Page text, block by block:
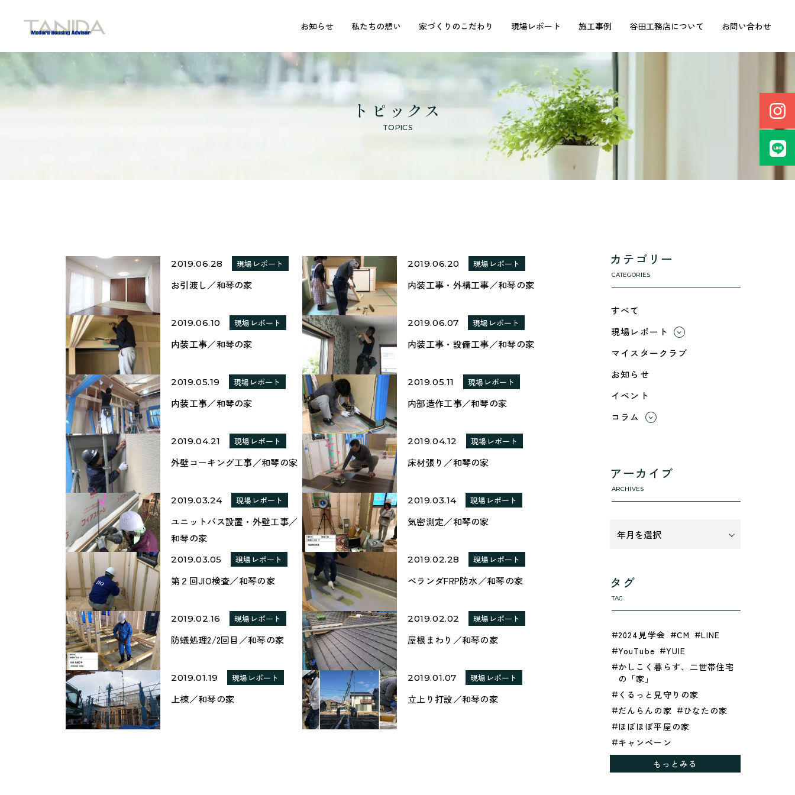
谷田工務店のトップページへ移動
お知らせ 私たちの想い 家づくりのこだわり 現場レポート 施工事例 谷田工務店について お問い合わせ
トピックス
TOPICS
2019.06.28 現場レポート
お引渡し／和琴の家
2019.06.20 現場レポート
内装工事・外構工事／和琴の家
2019.06.10 現場レポート
内装工事／和琴の家
2019.06.07 現場レポート
内装工事・設備工事／和琴の家
2019.05.19 現場レポート
内装工事／和琴の家
2019.05.11 現場レポート
内部造作工事／和琴の家
2019.04.21 現場レポート
外壁コーキング工事／和琴の家
2019.04.12 現場レポート
床材張り／和琴の家
2019.03.24 現場レポート
ユニットバス設置・外壁工事／
和琴の家
2019.03.14 現場レポート
気密測定／和琴の家
2019.03.05 現場レポート
第２回JIO検査／和琴の家
2019.02.28 現場レポート
ベランダFRP防水／和琴の家
2019.02.16 現場レポート
防蟻処理2/2回目／和琴の家
2019.02.02 現場レポート
屋根まわり／和琴の家
2019.01.19 現場レポート
上棟／和琴の家
2019.01.07 現場レポート
立上り打設／和琴の家
カテゴリー
CATEGORIES
すべて
現場レポート
すべて
綾部市
舞鶴市-中
舞鶴市-東
マイスタークラブ
お知らせ
イベント
コラム
断熱性のこと
アーカイブ
ARCHIVES
タグ
TAG
2024見学会 CM
LINE
YouTube
YUIE
かしこく暮らす、二世帯住宅
の「家」
くるっと見守りの家
だんらんの家
ひなたの家
ほぼほぼ平屋の家
キャンペーン
グレイッシュでクールな家
シックブラウンで調和する
もっとみる